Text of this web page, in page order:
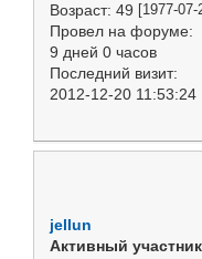
Возраст: 49 [1977-07-
Провел на форуме:
9 дней 0 часов
Последний визит:
2012-12-20 11:53:24
jellun
Активный участник